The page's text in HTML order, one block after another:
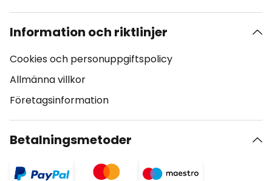
Information och riktlinjer
Cookies och personuppgiftspolicy
Allmänna villkor
Företagsinformation
Betalningsmetoder